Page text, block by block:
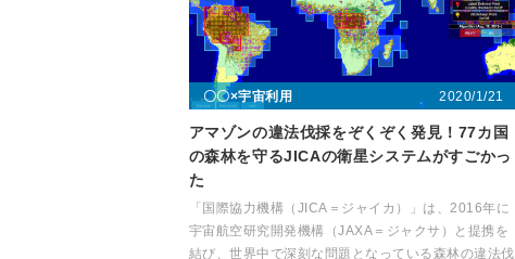
〇〇×宇宙利用 2020/1/21
アマゾンの違法伐採をぞくぞく発見！77カ国
の森林を守るJICAの衛星システムがすごかっ
た
「国際協力機構（JICA＝ジャイカ）」は、2016年に
宇宙航空研究開発機構（JAXA＝ジャクサ）と提携を
結び、世界中で深刻な問題となっている森林の違法伐